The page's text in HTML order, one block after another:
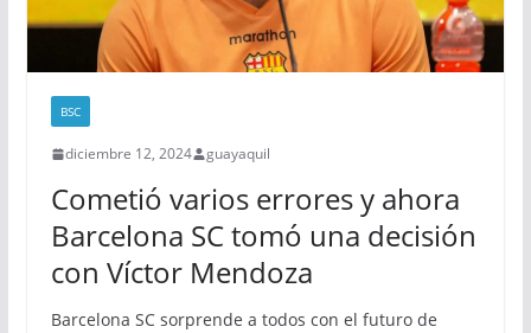
BSC
diciembre 12, 2024 guayaquil
Cometió varios errores y ahora
Barcelona SC tomó una decisión
con Víctor Mendoza
Barcelona SC sorprende a todos con el futuro de